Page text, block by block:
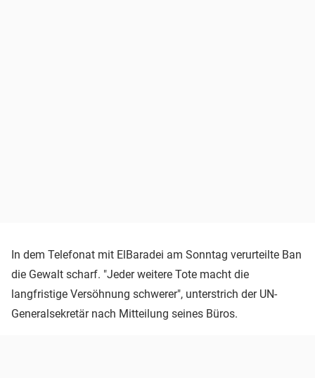
In dem Telefonat mit ElBaradei am Sonntag verurteilte Ban
die Gewalt scharf. "Jeder weitere Tote macht die
langfristige Versöhnung schwerer", unterstrich der UN-
Generalsekretär nach Mitteilung seines Büros.